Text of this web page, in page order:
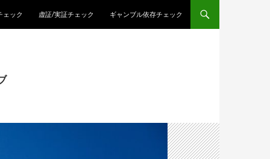
ェック 虚証/実証チェック ギャンブル依存チェック